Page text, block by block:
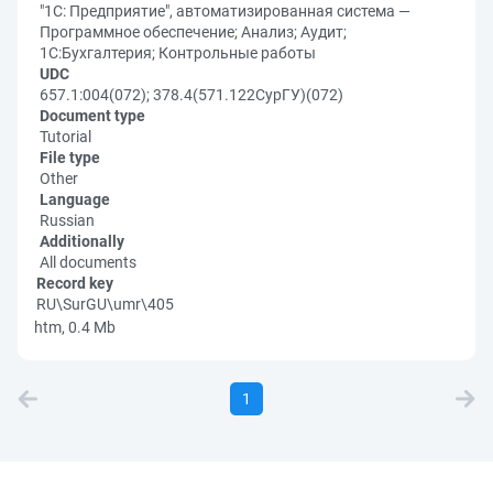
"1С: Предприятие", автоматизированная система —
Программное обеспечение; Анализ; Аудит;
1С:Бухгалтерия; Контрольные работы
UDC
657.1:004(072); 378.4(571.122СурГУ)(072)
Document type
Tutorial
File type
Other
Language
Russian
Additionally
All documents
Record key
RU\SurGU\umr\405
htm, 0.4 Mb
1